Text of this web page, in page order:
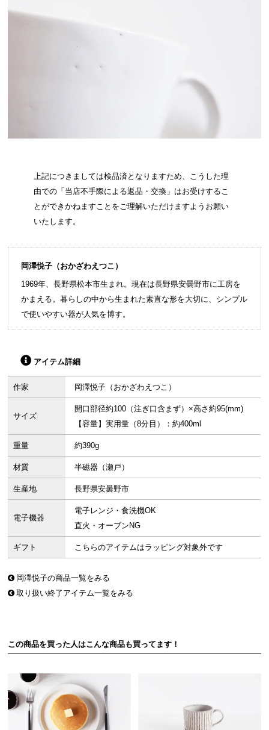
上記につきましては検品済となりますため、こうした理
由での「当店不手際による返品・交換」はお受けするこ
とができかねますことをご理解いただけますようお願い
いたします。
岡澤悦子（おかざわえつこ）
1969年、長野県松本市生まれ。現在は長野県安曇野市に工房を
かまえる。暮らしの中から生まれた素直な形を大切に、シンプル
で使いやすい器が人気を博す。
アイテム詳細
作家 岡澤悦子（おかざわえつこ）
サイズ
開口部径約100（注ぎ口含まず）×高さ約95(mm)
【容量】実用量（8分目）：約400ml
重量 約390g
材質 半磁器（瀬戸）
生産地 長野県安曇野市
電子機器
電子レンジ・食洗機OK
直火・オーブンNG
ギフト こちらのアイテムはラッピング対象外です
岡澤悦子の商品一覧をみる
取り扱い終了アイテム一覧をみる
この商品を買った人はこんな商品も買ってます！